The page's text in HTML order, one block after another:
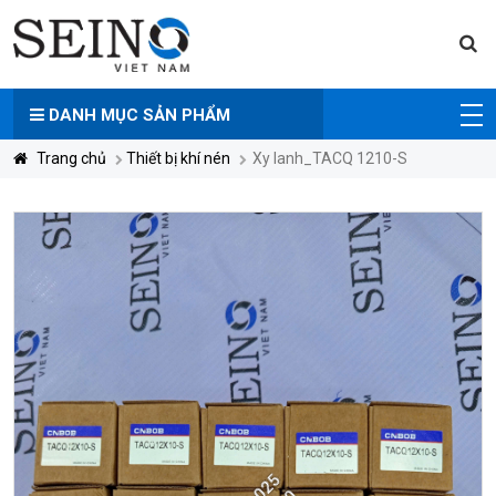
DANH MỤC SẢN PHẨM
Trang chủ Thiết bị khí nén Xy lanh_TACQ 1210-S